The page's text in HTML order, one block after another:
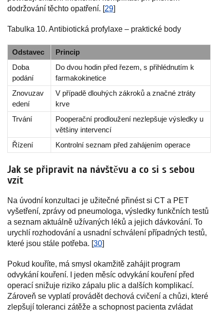
dodržování těchto opatření. [29]
Tabulka 10. Antibiotická profylaxe – praktické body
Odstavec
Princip
Doba
podání
Do dvou hodin před řezem, s přihlédnutím k
farmakokinetice
Znovuzav
edení
V případě dlouhých zákroků a značné ztráty
krve
Trvání
Pooperační prodloužení nezlepšuje výsledky u
většiny intervencí
Řízení
Kontrolní seznam před zahájením operace
Jak se připravit na návštěvu a co si s sebou
vzít
Na úvodní konzultaci je užitečné přinést si CT a PET
vyšetření, zprávy od pneumologa, výsledky funkčních testů
a seznam aktuálně užívaných léků a jejich dávkování. To
urychlí rozhodování a usnadní schválení případných testů,
které jsou stále potřeba. [30]
Pokud kouříte, má smysl okamžitě zahájit program
odvykání kouření. I jeden měsíc odvykání kouření před
operací snižuje riziko zápalu plic a dalších komplikací.
Zároveň se vyplatí provádět dechová cvičení a chůzi, které
zlepšují toleranci zátěže a schopnost pacienta zvládat